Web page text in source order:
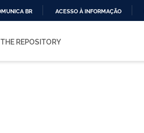
O
BR ACESSO À INFORMAÇÃO
THE REPOSITORY